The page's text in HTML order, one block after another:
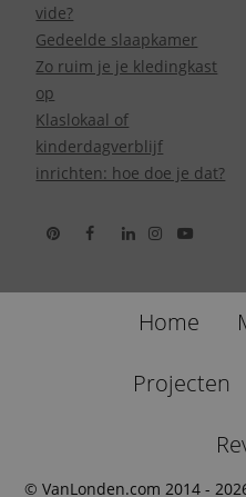
vide?
Gedeelde slaapkamer
Zo ruim je je kledingkast
op
Klaslokaal of
kinderdagverblijf
inrichten: hoe doe je dat?
Home
Projecten
© VanLonden.com 2014 -